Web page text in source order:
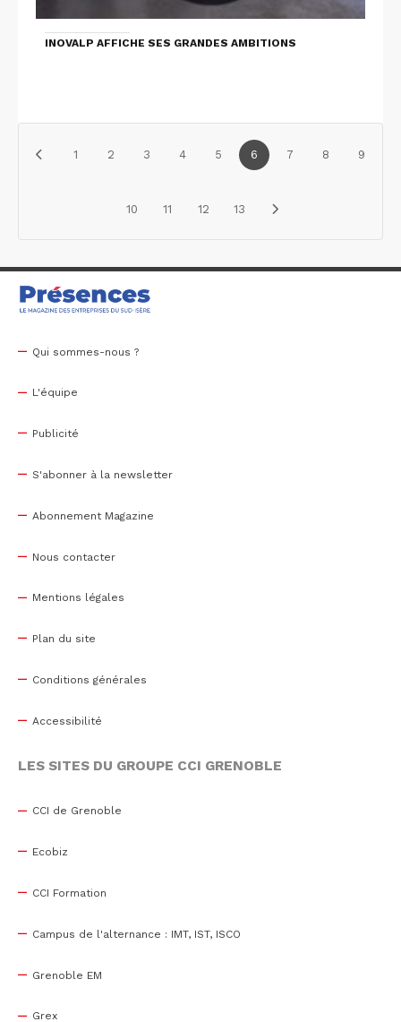
INOVALP AFFICHE SES GRANDES AMBITIONS
1 2 3 4 5 6 7 8 9
10 11 12 13
Qui sommes-nous ?
L'équipe
Publicité
S'abonner à la newsletter
Abonnement Magazine
Nous contacter
Mentions légales
Plan du site
Conditions générales
Accessibilité
LES SITES DU GROUPE CCI GRENOBLE
CCI de Grenoble
Ecobiz
CCI Formation
Campus de l'alternance : IMT, IST, ISCO
Grenoble EM
Grex